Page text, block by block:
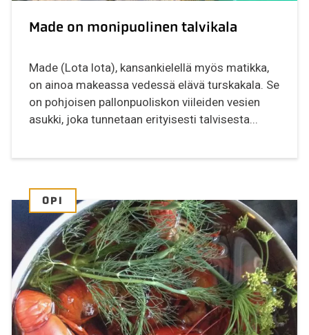
Made on monipuolinen talvikala
Made (Lota lota), kansankielellä myös matikka,
on ainoa makeassa vedessä elävä turskakala. Se
on pohjoisen pallonpuoliskon viileiden vesien
asukki, joka tunnetaan erityisesti talvisesta...
OPI